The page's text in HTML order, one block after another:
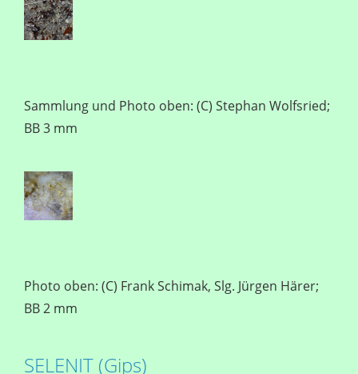
Sammlung und Photo oben: (C) Stephan Wolfsried;
BB 3 mm
Photo oben: (C) Frank Schimak, Slg. Jürgen Härer;
BB 2 mm
SELENIT (Gips)